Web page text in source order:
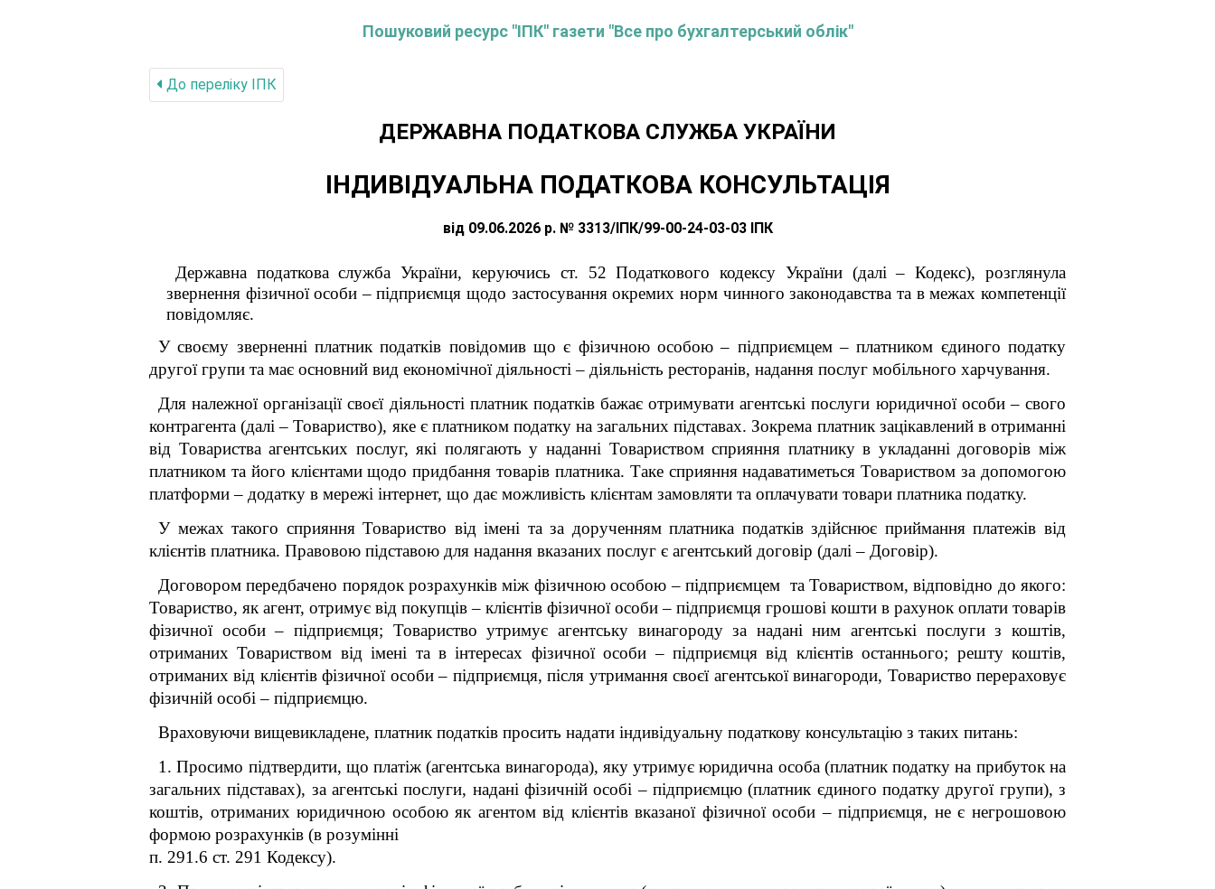
Пошуковий ресурс "ІПК" газети "Все про бухгалтерський облік"
До переліку IПК
ДЕРЖАВНА ПОДАТКОВА СЛУЖБА УКРАЇНИ
ІНДИВІДУАЛЬНА ПОДАТКОВА КОНСУЛЬТАЦІЯ
від 09.06.2026 р. № 3313/ІПК/99-00-24-03-03 ІПК
Державна податкова служба України, керуючись ст. 52 Податкового кодексу України (далі – Кодекс), розглянула
звернення фізичної особи – підприємця щодо застосування окремих норм чинного законодавства та в межах компетенції
повідомляє.
У своєму зверненні платник податків повідомив що є фізичною особою – підприємцем – платником єдиного податку
другої групи та має основний вид економічної діяльності – діяльність ресторанів, надання послуг мобільного харчування.
Для належної організації своєї діяльності платник податків бажає отримувати агентські послуги юридичної особи – свого
контрагента (далі – Товариство), яке є платником податку на загальних підставах. Зокрема платник зацікавлений в отриманні
від Товариства агентських послуг, які полягають у наданні Товариством сприяння платнику в укладанні договорів між
платником та його клієнтами щодо придбання товарів платника. Таке сприяння надаватиметься Товариством за допомогою
платформи – додатку в мережі інтернет, що дає можливість клієнтам замовляти та оплачувати товари платника податку.
У межах такого сприяння Товариство від імені та за дорученням платника податків здійснює приймання платежів від
клієнтів платника. Правовою підставою для надання вказаних послуг є агентський договір (далі – Договір).
Договором передбачено порядок розрахунків між фізичною особою – підприємцем та Товариством, відповідно до якого:
Товариство, як агент, отримує від покупців – клієнтів фізичної особи – підприємця грошові кошти в рахунок оплати товарів
фізичної особи – підприємця; Товариство утримує агентську винагороду за надані ним агентські послуги з коштів,
отриманих Товариством від імені та в інтересах фізичної особи – підприємця від клієнтів останнього; решту коштів,
отриманих від клієнтів фізичної особи – підприємця, після утримання своєї агентської винагороди, Товариство перераховує
фізичній особі – підприємцю.
Враховуючи вищевикладене, платник податків просить надати індивідуальну податкову консультацію з таких питань:
1. Просимо підтвердити, що платіж (агентська винагорода), яку утримує юридична особа (платник податку на прибуток на
загальних підставах), за агентські послуги, надані фізичній особі – підприємцю (платник єдиного податку другої групи), з
коштів, отриманих юридичною особою як агентом від клієнтів вказаної фізичної особи – підприємця, не є негрошовою
формою розрахунків (в розумінні
п. 291.6 ст. 291 Кодексу).